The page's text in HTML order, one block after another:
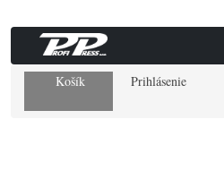
Košík Prihlásenie